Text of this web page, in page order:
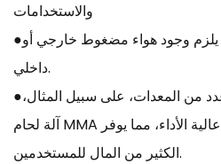
والاستخدامات
●عند استخدام عملية القطع، يلزم وجود هواء مضغوط خارجي أو
داخلي.
●شراء آلة قطع يعادل شراء عدد من المعدات، على سبيل المثال،
آلة لحام MMA وآلة قطع ذات نسبة سعر عالية الأداء، مما يوفر
الكثير من المال للمستخدمين.